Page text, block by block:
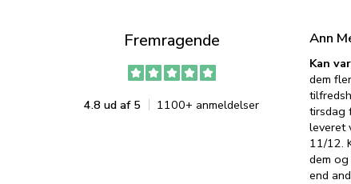
Fremragende
4.8 ud af 5 1100+ anmeldelser
Ann
Kan
dem
tirsdag
leveret
11/12.
dem
end